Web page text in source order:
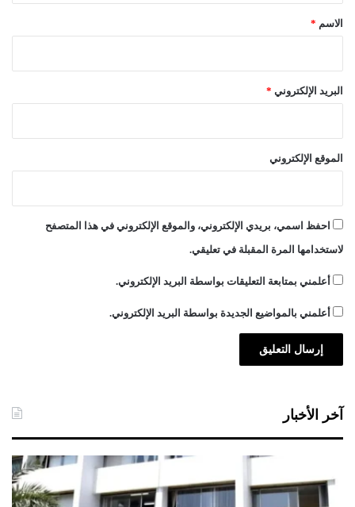
*
الاسم *
البريد الإلكتروني *
الموقع الإلكتروني
احفظ اسمي، بريدي الإلكتروني، والموقع الإلكتروني في هذا المتصفح
لاستخدامها المرة المقبلة في تعليقي.
أعلمني بمتابعة التعليقات بواسطة البريد الإلكتروني.
أعلمني بالمواضيع الجديدة بواسطة البريد الإلكتروني.
آخر الأخبار